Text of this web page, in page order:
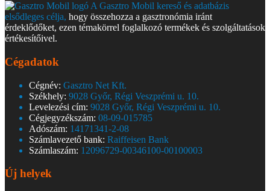
A Gasztro Mobil kereső és adatbázis
elsődleges célja, hogy összehozza a gasztronómia iránt
érdeklődőket, ezen témakörrel foglalkozó termékek és szolgáltatások
értékesítőivel.
Cégadatok
Cégnév: Gasztro Net Kft.
Székhely: 9028 Győr, Régi Veszprémi u. 10.
Levelezési cím: 9028 Győr, Régi Veszprémi u. 10.
Cégjegyzékszám: 08-09-015785
Adószám: 14171341-2-08
Számlavezető bank: Raiffeisen Bank
Számlaszám: 12096729-00346100-00100003
Új helyek